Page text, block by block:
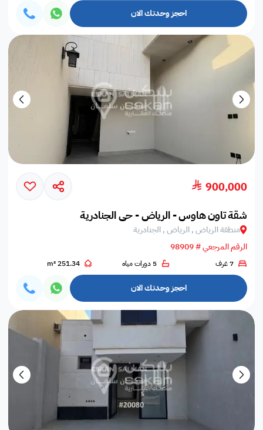
احجز وحدتك الان
900,000
شقة تاون هاوس - الرياض - حي الجنادرية
منطقة الرياض , الرياض , الجنادرية
الرقم المرجعي # 98909
7 غرف 5 دورات مياه 251.34 m²
احجز وحدتك الان